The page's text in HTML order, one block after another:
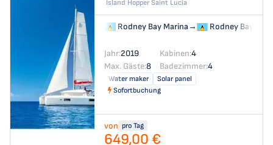
Island Hopper Saint Lucia
Rodney Bay Marina→ Rodney Bay
Jahr:2019 Kabinen:4
Max. Gäste:8 Badezimmer:4
Water maker
Solar panel
Sofortbuchung
von pro Tag
649,00 €